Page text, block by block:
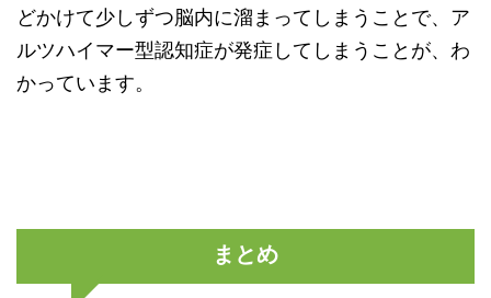
どかけて少しずつ脳内に溜まってしまうことで、ア
ルツハイマー型認知症が発症してしまうことが、わ
かっています。
まとめ